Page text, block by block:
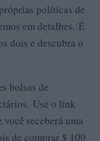
políticas de
em detalhes. É
dois e descubra o
bolsas de
Use o link
você receberá uma
de comprar $ 100